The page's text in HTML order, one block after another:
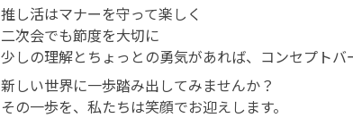
推し活はマナーを守って楽しく
二次会でも節度を大切に
少しの理解とちょっとの勇気があれば、コンセプトバ
新しい世界に一歩踏み出してみませんか？
その一歩を、私たちは笑顔でお迎えします。